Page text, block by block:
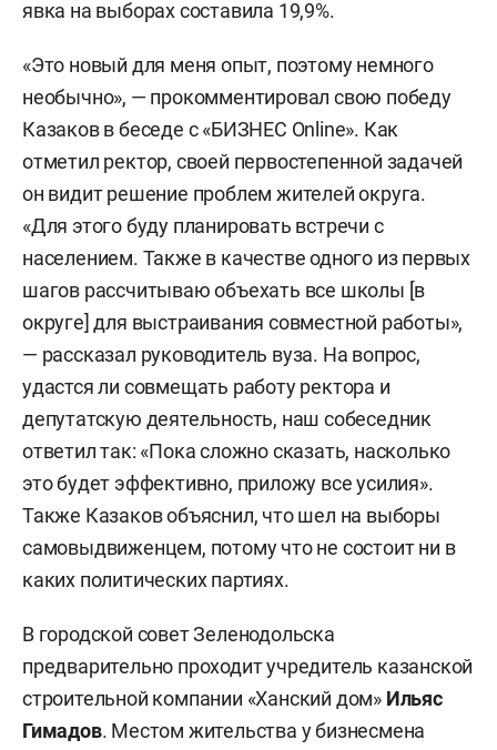
явка на выборах составила 19,9%.
«Это новый для меня опыт, поэтому немного
необычно», — прокомментировал свою победу
Казаков в беседе с «БИЗНЕС Online». Как
отметил ректор, своей первостепенной задачей
он видит решение проблем жителей округа.
«Для этого буду планировать встречи с
населением. Также в качестве одного из первых
шагов рассчитываю объехать все школы [в
округе] для выстраивания совместной работы»,
— рассказал руководитель вуза. На вопрос,
удастся ли совмещать работу ректора и
депутатскую деятельность, наш собеседник
ответил так: «Пока сложно сказать, насколько
это будет эффективно, приложу все усилия».
Также Казаков объяснил, что шел на выборы
самовыдвиженцем, потому что не состоит ни в
каких политических партиях.
В городской совет Зеленодольска
предварительно проходит учредитель казанской
строительной компании «Ханский дом» Ильяс
Гимадов. Местом жительства у бизнесмена